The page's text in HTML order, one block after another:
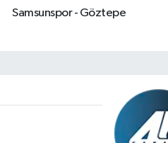
Samsunspor - Göztepe